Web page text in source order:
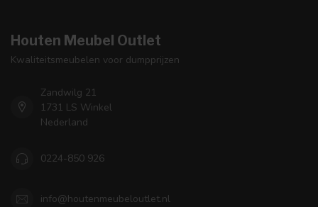
Houten Meubel Outlet
Kwaliteitsmeubelen voor dumpprijzen
Zandwilg 21
1731 LS Winkel
Nederland
0224-850 926
info@houtenmeubeloutlet.nl